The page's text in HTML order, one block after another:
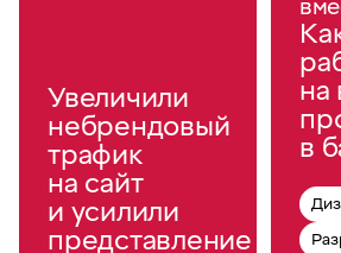
Увеличили
небрендовый
трафик
на сайт
и усилили
представление
на
в